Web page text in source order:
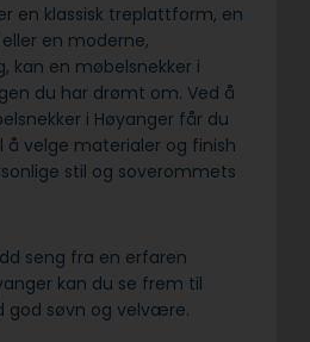
en klassisk treplattform, en
en moderne,
kan en møbelsnekker i
du har drømt om. Ved å
i Høyanger får du
velge materialer og finish
stil og soverommets
seng fra en erfaren
kan du se frem til
god søvn og velvære.